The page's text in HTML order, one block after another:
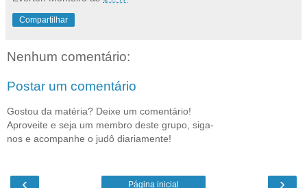
Compartilhar
Nenhum comentário:
Postar um comentário
Gostou da matéria? Deixe um comentário!
Aproveite e seja um membro deste grupo, siga-
nos e acompanhe o judô diariamente!
‹ ›
Página inicial